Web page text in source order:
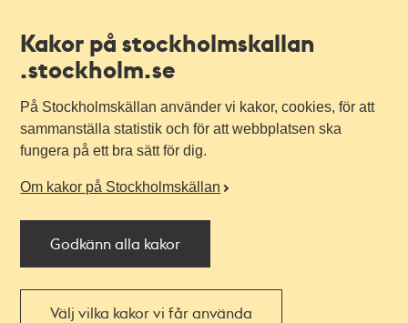
Kakor på stockholmskallan
.stockholm.se
På Stockholmskällan använder vi kakor, cookies, för att
sammanställa statistik och för att webbplatsen ska
fungera på ett bra sätt för dig.
Om kakor på Stockholmskällan
Godkänn alla kakor
Välj vilka kakor vi får använda